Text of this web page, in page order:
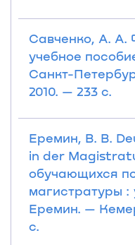
Савченко, А. А.
учебное
Санкт-
2010. — 233 с.
Еремин, В. В.
in der
обучающихся
магистратуры :
Еремин. —
с.